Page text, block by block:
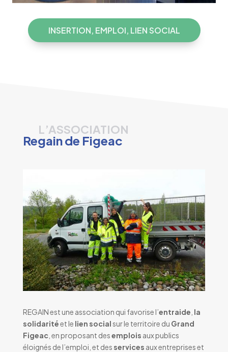
INSERTION, EMPLOI, LIEN SOCIAL
L’ASSOCIATION
Regain de Figeac
REGAINest une association qui favorise l’entraide la
solidaritéet le lien socialsur le territoire du Grand
Figeac , en proposant desemplois aux publics
éloignés de l’emploi, et des services aux entreprises et